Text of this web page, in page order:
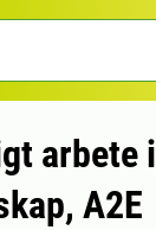
arbete i
A2E